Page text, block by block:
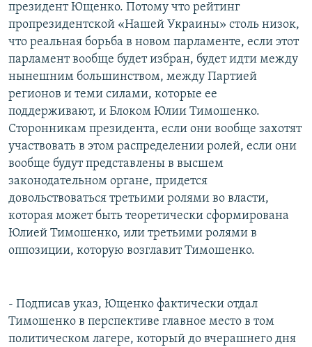
президент Ющенко. Потому что рейтинг
пропрезидентской «Нашей Украины» столь низок,
что реальная борьба в новом парламенте, если этот
парламент вообще будет избран, будет идти между
нынешним большинством, между Партией
регионов и теми силами, которые ее
поддерживают, и Блоком Юлии Тимошенко.
Сторонникам президента, если они вообще захотят
участвовать в этом распределении ролей, если они
вообще будут представлены в высшем
законодательном органе, придется
довольствоваться третьими ролями во власти,
которая может быть теоретически сформирована
Юлией Тимошенко, или третьими ролями в
оппозиции, которую возглавит Тимошенко.
- Подписав указ, Ющенко фактически отдал
Тимошенко в перспективе главное место в том
политическом лагере, который до вчерашнего дня